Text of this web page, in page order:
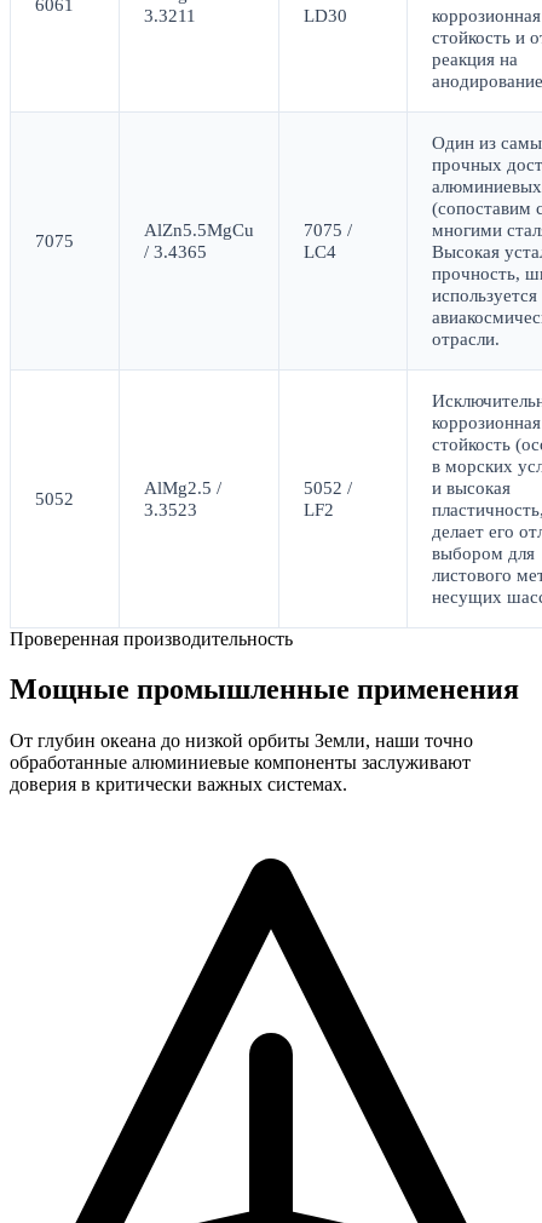
3.3211
LD30
коррозионная
стойкость и
реакция на
7075
AlZn5.5MgCu
/ 3.4365
7075 /
LC4
Один из
прочных
алюминиевых
(сопоставим
многими
Высокая
прочность,
используется
отрасли.
5052
AlMg2.5 /
3.3523
5052 /
LF2
коррозионная
стойкость
в морских
и высокая
делает его
выбором для
листового
несущих
Проверенная производительность
Мощные промышленные применения
От глубин океана до низкой орбиты Земли, наши точно
обработанные алюминиевые компоненты заслуживают
доверия в критически важных системах.